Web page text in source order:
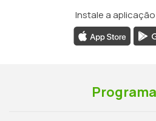
Instale a aplicação